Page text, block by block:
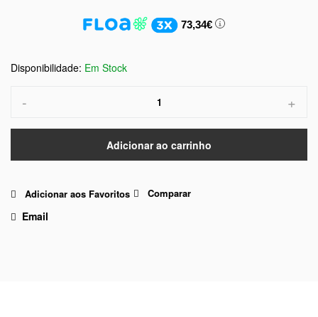
73,34€
Em Stock
- +
Adicionar ao carrinho
Adicionar aos Favoritos Comparar
Email